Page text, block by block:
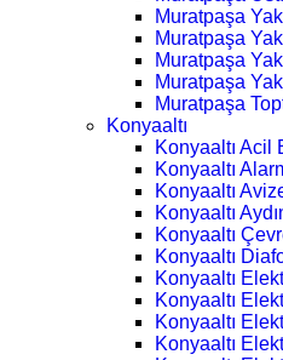
Muratpaşa
Muratpaşa
Muratpaşa
Muratpaşa
Muratpaşa
Konyaaltı
Konyaaltı Acil
Konyaaltı
Konyaaltı
Konyaaltı
Konyaaltı
Konyaaltı
Konyaaltı
Konyaaltı
Konyaaltı
Konyaaltı